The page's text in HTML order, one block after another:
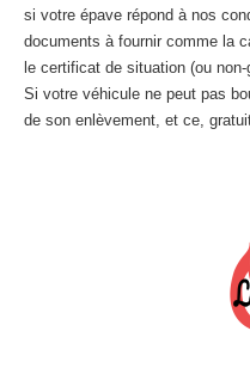
si votre épave répond à nos
documents à fournir comme la
le certificat de situation (ou
Si votre véhicule ne peut pas
de son enlèvement, et ce,